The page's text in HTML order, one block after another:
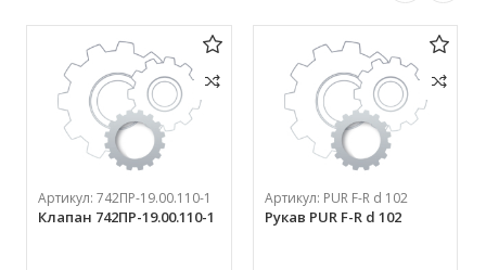
Артикул:742ПР-19.00.110-1
Клапан 742ПР-19.00.110-1
Артикул: PUR F-R d 102
Рукав PUR F-R d 102